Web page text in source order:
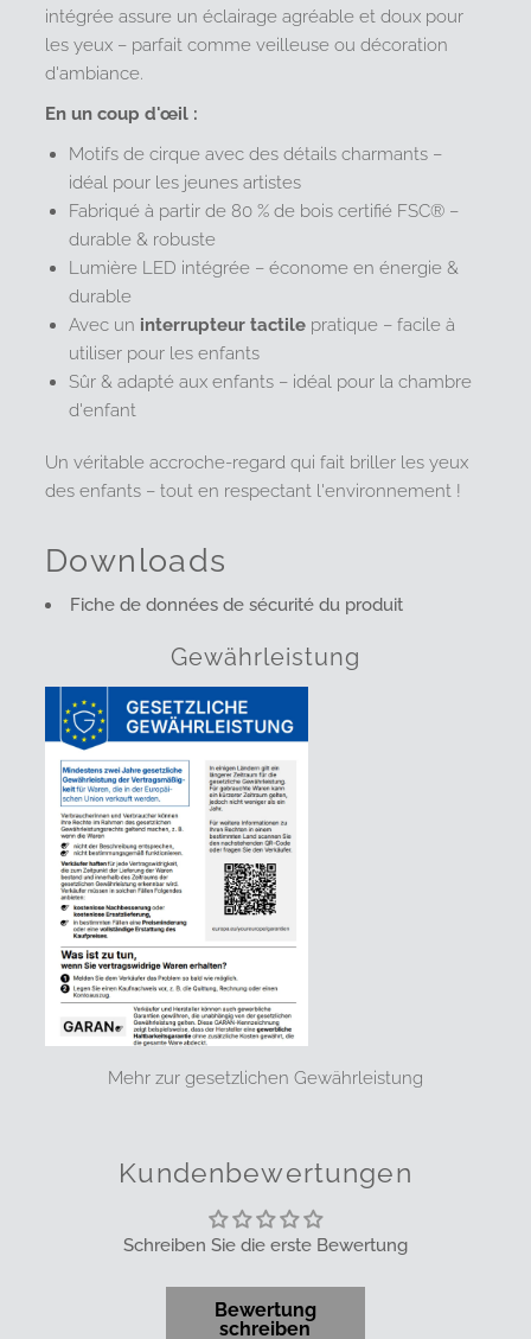
intégrée assure un éclairage agréable et doux pour
les yeux – parfait comme veilleuse ou décoration
d'ambiance.
En un coup d'œil :
Motifs de cirque avec des détails charmants –
idéal pour les jeunes artistes
Fabriqué à partir de 80 % de bois certifié FSC® –
durable & robuste
Lumière LED intégrée – économe en énergie &
durable
Avec un interrupteur tactile pratique – facile à
utiliser pour les enfants
Sûr & adapté aux enfants – idéal pour la chambre
d'enfant
Un véritable accroche-regard qui fait briller les yeux
des enfants – tout en respectant l'environnement !
Downloads
Fiche de données de sécurité du produit
Gewährleistung
Mehr zur gesetzlichen Gewährleistung
Kundenbewertungen
Schreiben Sie die erste Bewertung
Bewertung
schreiben